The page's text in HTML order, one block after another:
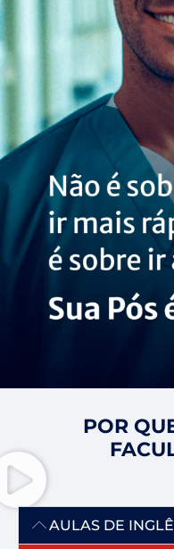
POR
AULAS DE